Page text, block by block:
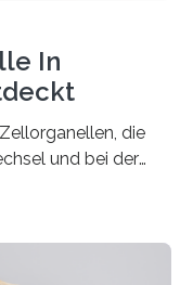
In
die
und bei der
präzise in
Dr. Ralf Erdmann